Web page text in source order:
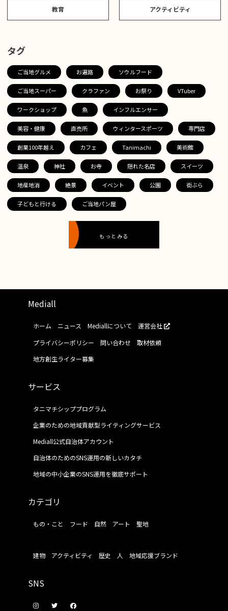
教育 アクティビティ
タグ
ご当地グルメ お遍路 ソウルフード
ご当地スーパー クラファン お祭り VTuber
ワークショップ 魚 インフルエンサー
美容・健康 直売所 ウィンタースポーツ 専門店
創業100年越え カフェ Tanimachi 美術館
温泉 神社 お寺 隠れた名店 スイーツ
地産地消 絶景 イベント 公園 街ぶら
子どもと行ける ご当地パン屋
もっとみる
Mediall
ホーム ニュース Mediallについて
運営会社
プライバシーポリシー
問い合わせ
取材依頼
地方創生ライター募集
サービス
タニマチシッププログラム
企業のための地域貢献型ライティングサービス
Mediall公式自治体アカウント
自治体のためのSNS運用の新しいカタチ
地域の中小企業のSNS運用を徹底サポート
カテゴリ
もの・こと フード 自然 アート 聖地
建物 アクティビティ 歴史 人 地域応援ブランド
SNS